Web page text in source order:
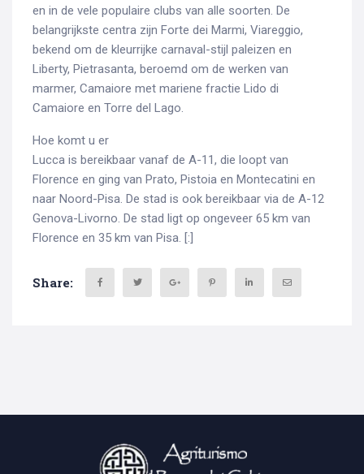
en in de vele populaire clubs van alle soorten. De
belangrijkste centra zijn Forte dei Marmi, Viareggio,
bekend om de kleurrijke carnaval-stijl paleizen en
Liberty, Pietrasanta, beroemd om de werken van
marmer, Camaiore met mariene fractie Lido di
Camaiore en Torre del Lago.
Hoe komt u er
Lucca is bereikbaar vanaf de A-11, die loopt van
Florence en ging van Prato, Pistoia en Montecatini en
naar Noord-Pisa. De stad is ook bereikbaar via de A-12
Genova-Livorno. De stad ligt op ongeveer 65 km van
Florence en 35 km van Pisa. [:]
Share: